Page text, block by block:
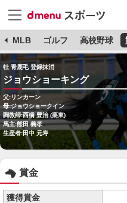
MLB ゴルフ 高校野球
牡 青鹿毛 登録抹消
ジョウショーキング
父:リンカーン
母:ジョウショークイン
調教師:西橋 豊治 (栗東)
馬主:熊田 義孝
生産者:田中 元寿
賞金
獲得賞金